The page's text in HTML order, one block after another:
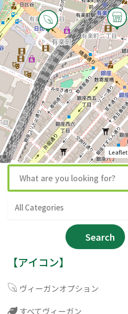
Leaflet
All Categories
Search
【アイコン】
ヴィーガンオプション
すべてヴィーガン